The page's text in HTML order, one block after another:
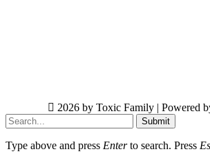
2026 by Toxic Family | Powered
Submit
Type above and press Enterto search. Press